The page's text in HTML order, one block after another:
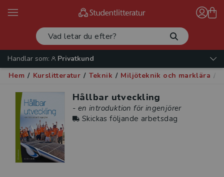
Handlar som:
Privatkund
Hem / Kurslitteratur / Teknik / Miljöteknik och marklära /
Hållbar utveckling
- en introduktion för ingenjörer
Skickas följande arbetsdag